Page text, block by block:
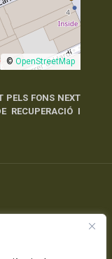
© OpenStreetMap
PELS FONS NEXT
RECUPERACIÓ I